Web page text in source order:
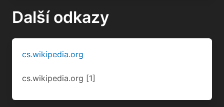
Další odkazy
cs.wikipedia.org
cs.wikipedia.org [1]